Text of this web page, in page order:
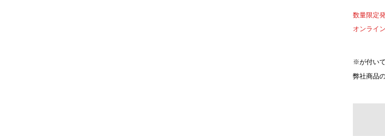
数量限定
オンライ
※が付い
弊社商品